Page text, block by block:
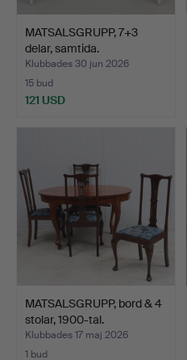
MATSALSGRUPP, 7+3
delar, samtida.
Klubbades 30 jun 2026
15 bud
121 USD
MATSALSGRUPP, bord & 4
stolar, 1900-tal.
Klubbades 17 maj 2026
1 bud